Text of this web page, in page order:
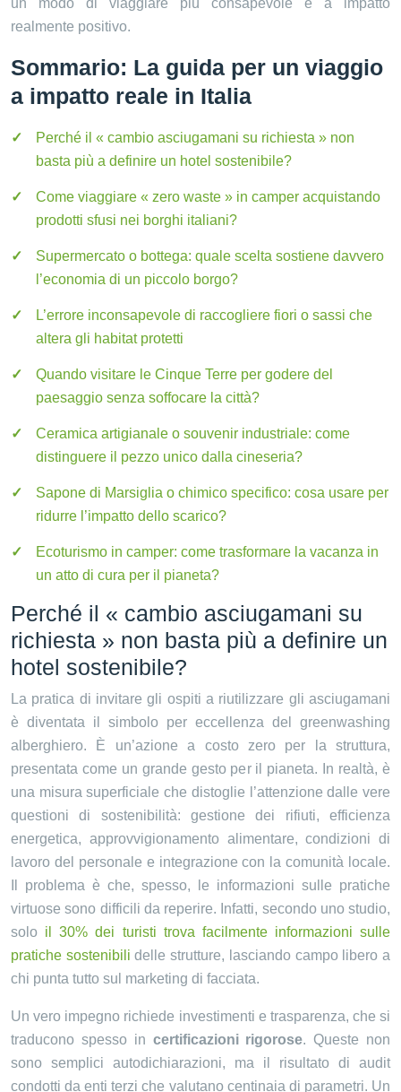
realmente positivo.
Sommario: La guida per un viaggio
a impatto reale in Italia
Perché il « cambio asciugamani su richiesta » non
basta più a definire un hotel sostenibile?
Come viaggiare « zero waste » in camper acquistando
prodotti sfusi nei borghi italiani?
Supermercato o bottega: quale scelta sostiene davvero
l’economia di un piccolo borgo?
L’errore inconsapevole di raccogliere fiori o sassi che
altera gli habitat protetti
Quando visitare le Cinque Terre per godere del
paesaggio senza soffocare la città?
Ceramica artigianale o souvenir industriale: come
distinguere il pezzo unico dalla cineseria?
Sapone di Marsiglia o chimico specifico: cosa usare per
ridurre l’impatto dello scarico?
Ecoturismo in camper: come trasformare la vacanza in
un atto di cura per il pianeta?
Perché il « cambio asciugamani su
richiesta » non basta più a definire un
hotel sostenibile?
La pratica di invitare gli ospiti a riutilizzare gli asciugamani
è diventata il simbolo per eccellenza del greenwashing
alberghiero. È un’azione a costo zero per la struttura,
presentata come un grande gesto per il pianeta. In realtà, è
una misura superficiale che distoglie l’attenzione dalle vere
questioni di sostenibilità: gestione dei rifiuti, efficienza
energetica, approvvigionamento alimentare, condizioni di
lavoro del personale e integrazione con la comunità locale.
Il problema è che, spesso, le informazioni sulle pratiche
virtuose sono difficili da reperire. Infatti, secondo uno studio,
solo il 30% dei turisti trova facilmente informazioni sulle
pratiche sostenibili delle strutture, lasciando campo libero a
chi punta tutto sul marketing di facciata.
Un vero impegno richiede investimenti e trasparenza, che si
traducono spesso in certificazioni rigorose. Queste non
sono semplici autodichiarazioni, ma il risultato di audit
condotti da enti terzi che valutano centinaia di parametri. Un